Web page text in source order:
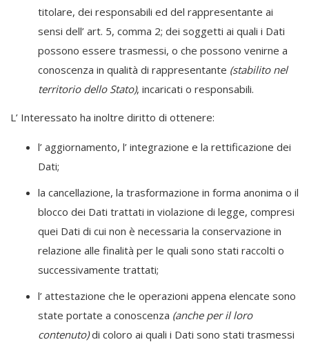
titolare, dei responsabili ed del rappresentante ai
sensi dell’ art. 5, comma 2; dei soggetti ai quali i Dati
possono essere trasmessi, o che possono venirne a
conoscenza in qualità di rappresentante (stabilito nel
territorio dello Stato), incaricati o responsabili.
L’ Interessato ha inoltre diritto di ottenere:
l’ aggiornamento, l’ integrazione e la rettificazione dei
Dati;
la cancellazione, la trasformazione in forma anonima o il
blocco dei Dati trattati in violazione di legge, compresi
quei Dati di cui non è necessaria la conservazione in
relazione alle finalità per le quali sono stati raccolti o
successivamente trattati;
l’ attestazione che le operazioni appena elencate sono
state portate a conoscenza (anche per il loro
contenuto)di coloro ai quali i Dati sono stati trasmessi